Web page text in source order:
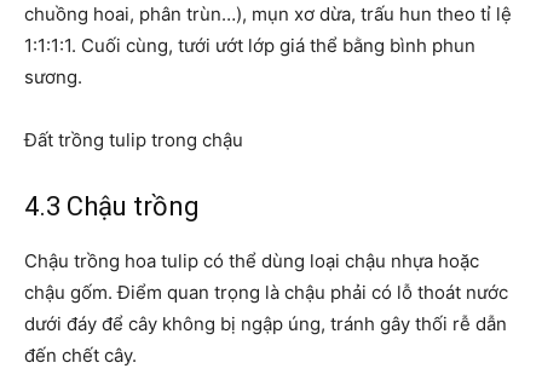
chuồng hoai, phân trùn…), mụn xơ dừa, trấu hun theo tỉ lệ
1:1:1:1. Cuối cùng, tưới ướt lớp giá thể bằng bình phun
sương.
Đất trồng tulip trong chậu
4.3 Chậu trồng
Chậu trồng hoa tulip có thể dùng loại chậu nhựa hoặc
chậu gốm. Điểm quan trọng là chậu phải có lỗ thoát nước
dưới đáy để cây không bị ngập úng, tránh gây thối rễ dẫn
đến chết cây.